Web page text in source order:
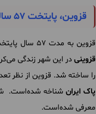
قزوین، پایتخت 57 ساله عصر صفویه
قزوین به مدت 57 سال پایتخت ایران در دوره صفوی بوده‌است، این شهر پایتخت بزرگ خوشنویسی ایران نیز هست و هنرمندان مشهوری همچون
قزوینی در این شهر زندگی
را ساخته شد. قزوین از نظر
پاک ایرانشناخه شده‌است. شهر
معرفی شده‌است.